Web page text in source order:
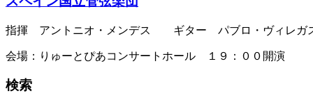
指揮 アントニオ・メンデス ギター パブロ・ヴィレガ
会場：りゅーとぴあコンサートホール １９：００開演
検索